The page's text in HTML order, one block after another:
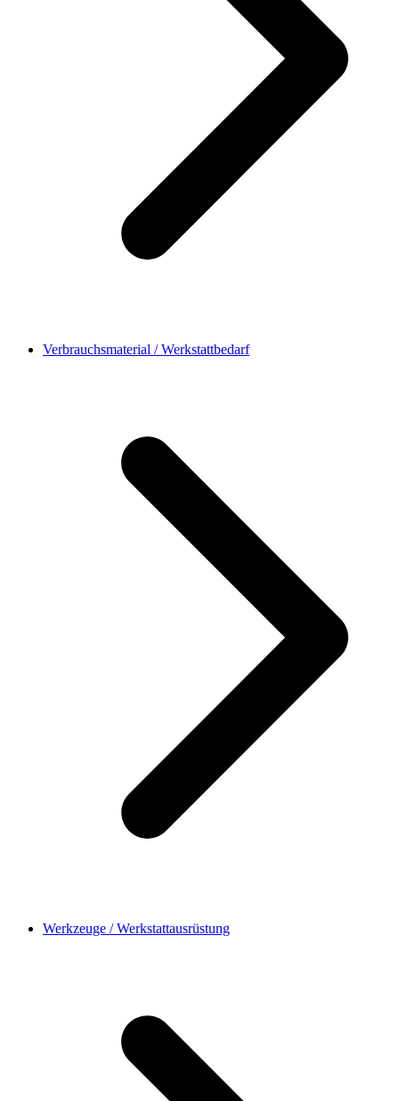
Verbrauchsmaterial / Werkstattbedarf
Werkzeuge / Werkstattausrüstung